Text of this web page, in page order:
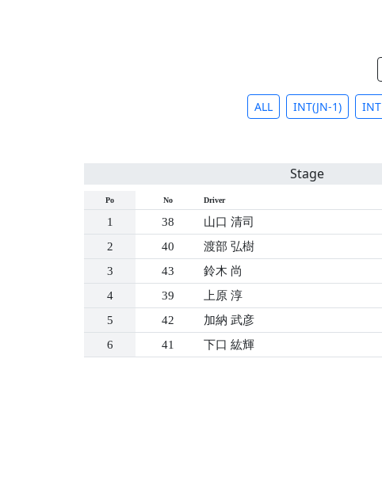
ALL INT(JN-1) INT
Stage
Po No Driver
1 38 山口 清司
2
40 渡部 弘樹
3
43 鈴木 尚
4
39 上原 淳
5
42 加納 武彦
6
41 下口 紘輝